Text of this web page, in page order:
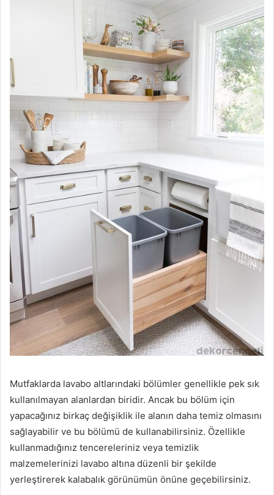
Mutfaklarda lavabo altlarındaki bölümler genellikle pek sık
kullanılmayan alanlardan biridir. Ancak bu bölüm için
yapacağınız birkaç değişiklik ile alanın daha temiz olmasını
sağlayabilir ve bu bölümü de kullanabilirsiniz. Özellikle
kullanmadığınız tencereleriniz veya temizlik
malzemelerinizi lavabo altına düzenli bir şekilde
yerleştirerek kalabalık görünümün önüne geçebilirsiniz.